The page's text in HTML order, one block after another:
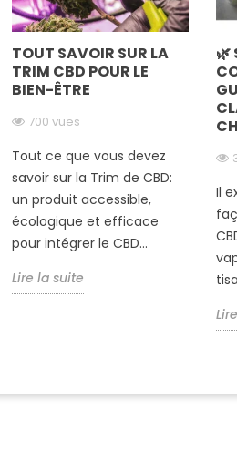
TOUT SAVOIR SUR LA
TRIM CBD POUR LE
BIEN-ÊTRE
700 vues
Tout ce que vous devez
savoir sur la Trim de CBD:
un produit accessible,
écologique et efficace
pour intégrer le CBD...
Lire la suite
🌿
Il